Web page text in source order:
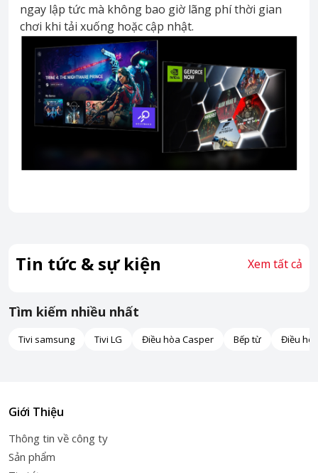
ngay lập tức mà không bao giờ lãng phí thời gian
chơi khi tải xuống hoặc cập nhật.
Tin tức & sự kiện Xem tất cả
Tìm kiếm nhiều nhất
Tivi samsung Tivi LG Điều hòa Casper Bếp từ Điều
Giới Thiệu
Thông tin về công ty
Sản phẩm